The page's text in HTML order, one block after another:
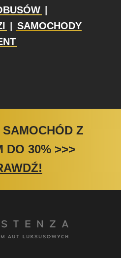
SAMOCHODY
Z
DO 30% >>>